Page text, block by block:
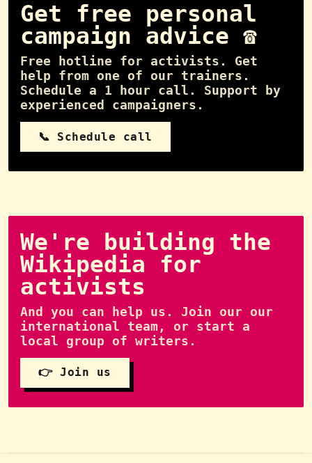
Get free personal
campaign advice ☎️
Free hotline for activists. Get
help from one of our trainers.
Schedule a 1 hour call. Support by
experienced campaigners.
📞 Schedule call
We're building the
Wikipedia for
activists
And you can help us. Join our our
international team, or start a
local group of writers.
👉 Join us